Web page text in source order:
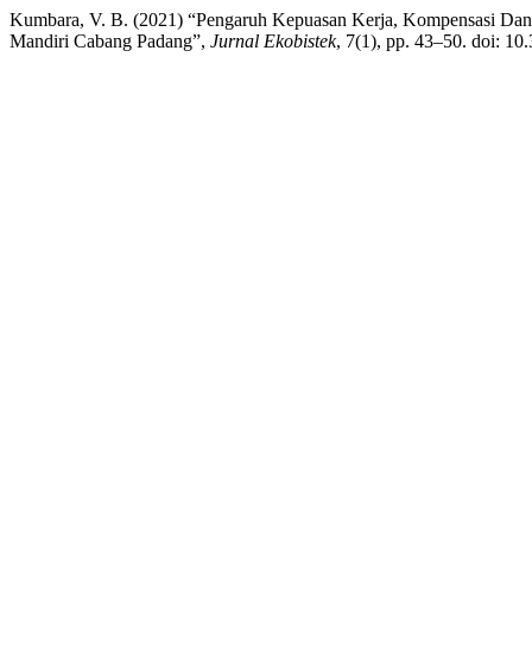
Kumbara, V. B. (2021) “Pengaruh Kepuasan Kerja, Kompensasi
Mandiri Cabang Padang”, Jurnal Ekobistek, 7(1), pp. 43–50. doi: